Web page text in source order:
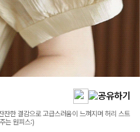
잔한 결감으로 고급스러움이 느껴지며 허리 스트
는 원피스:)